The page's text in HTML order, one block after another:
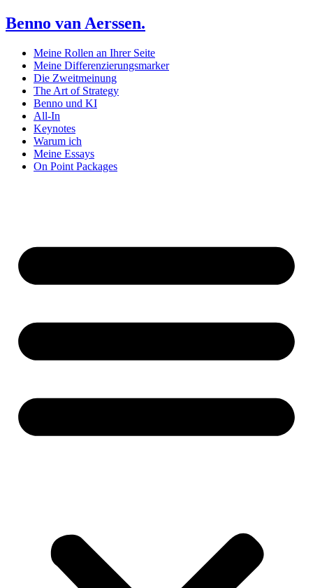
Benno van Aerssen.
Meine Rollen an Ihrer Seite
Meine Differenzierungsmarker
Die Zweitmeinung
The Art of Strategy
Benno und KI
All-In
Keynotes
Warum ich
Meine Essays
On Point Packages